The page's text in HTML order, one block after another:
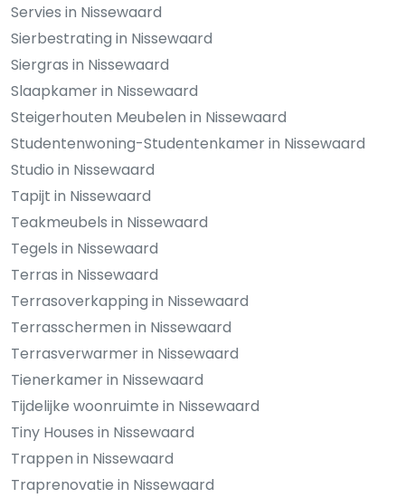
Servies in Nissewaard
Sierbestrating in Nissewaard
Siergras in Nissewaard
Slaapkamer in Nissewaard
Steigerhouten Meubelen in Nissewaard
Studentenwoning-Studentenkamer in Nissewaard
Studio in Nissewaard
Tapijt in Nissewaard
Teakmeubels in Nissewaard
Tegels in Nissewaard
Terras in Nissewaard
Terrasoverkapping in Nissewaard
Terrasschermen in Nissewaard
Terrasverwarmer in Nissewaard
Tienerkamer in Nissewaard
Tijdelijke woonruimte in Nissewaard
Tiny Houses in Nissewaard
Trappen in Nissewaard
Traprenovatie in Nissewaard